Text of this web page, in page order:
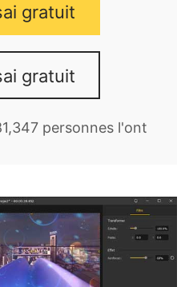
gratuit
gratuit
personnes l'ont